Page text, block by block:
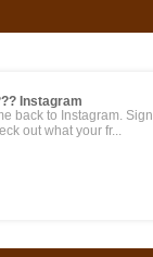
Instagram
back to Instagram. Sign
out what your fr...